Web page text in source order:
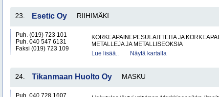
23. Esetic Oy RIIHIMÄKI
Puh. (019) 723 101
Puh. 040 547 6131
Faksi (019) 723 109
KORKEAPAINEPESULAITTEITA JA
METALLEJA JA METALLISEOKSIA
Lue lisää..
Näytä kartalla
24. Tikanmaan Huolto Oy MASKU
Puh. 040 728 1607